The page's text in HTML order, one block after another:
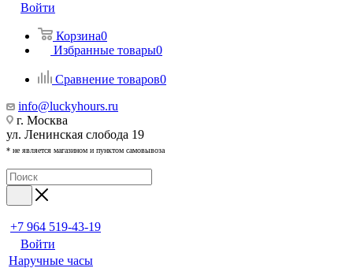
Войти
Корзина0
Избранные товары0
Сравнение товаров0
info@luckyhours.ru
г. Москва
ул. Ленинская слобода 19
* не является магазином и пунктом самовывоза
+7 964 519-43-19
Войти
Наручные часы